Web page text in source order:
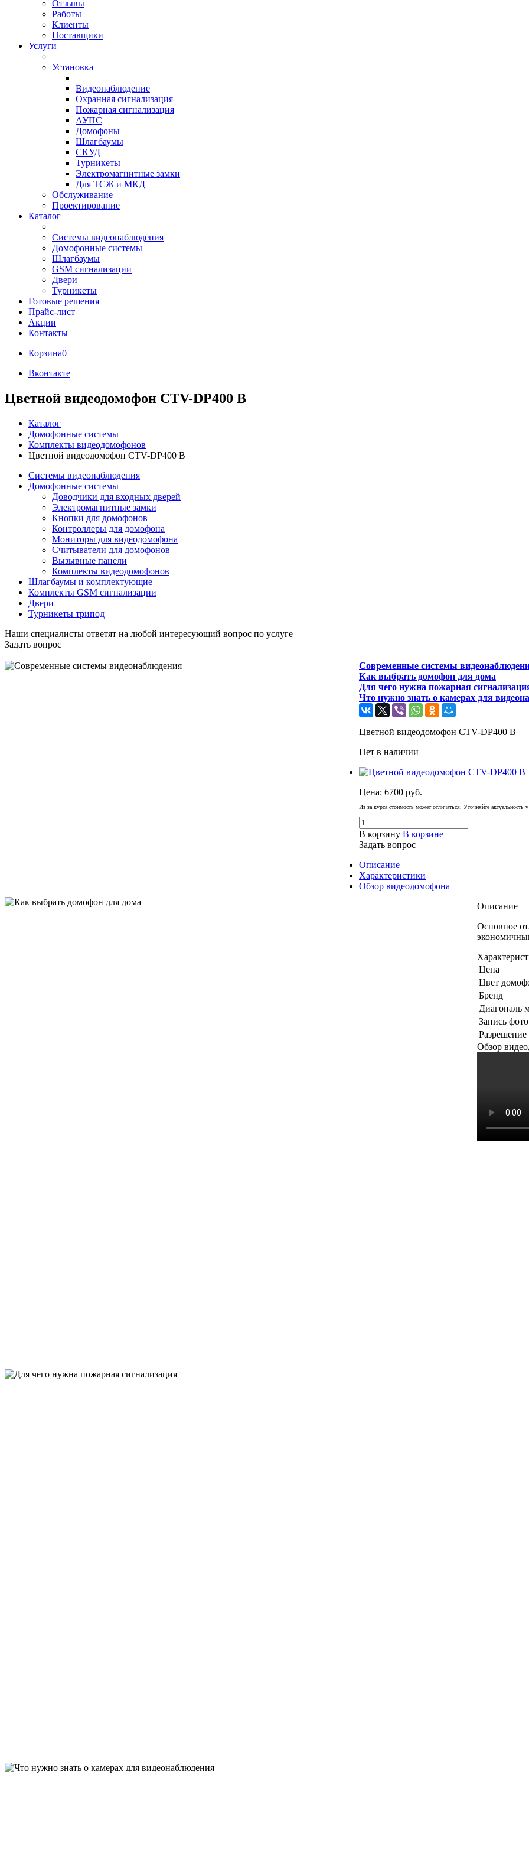
Отзывы
Работы
Клиенты
Поставщики
Услуги
Установка
Видеонаблюдение
Охранная сигнализация
Пожарная сигнализация
АУПС
Домофоны
Шлагбаумы
СКУД
Турникеты
Электромагнитные замки
Для ТСЖ и МКД
Обслуживание
Проектирование
Каталог
Системы видеонаблюдения
Домофонные системы
Шлагбаумы
GSM сигнализации
Двери
Турникеты
Готовые решения
Прайс-лист
Акции
Контакты
Корзина0
Вконтакте
Цветной видеодомофон CTV-DP400 B
Каталог
Домофонные системы
Комплекты видеодомофонов
Цветной видеодомофон CTV-DP400 B
Системы видеонаблюдения
Домофонные системы
Доводчики для входных дверей
Электромагнитные замки
Кнопки для домофонов
Контроллеры для домофона
Мониторы для видеодомофона
Считыватели для домофонов
Вызывные панели
Комплекты видеодомофонов
Шлагбаумы и комплектующие
Комплекты GSM сигнализации
Двери
Турникеты трипод
Наши специалисты ответят на любой интересующий вопрос по услуге
Задать вопрос
Современные системы
Как выбрать домофон для дома
Для чего нужна пожарная
Что нужно знать о камерах для
Цветной видеодомофон CTV-DP400 B
Нет в наличии
Цена: 6700 руб.
Из за курса стоимость может отличаться. Уточняйте актуальность
В корзину В корзине
Задать вопрос
Описание
Характеристики
Обзор видеодомофона
Описание
Основное
Цена
Цвет
Бренд
Диагональ
Запись
Обзор